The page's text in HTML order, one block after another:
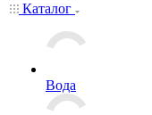
Каталог
Вода